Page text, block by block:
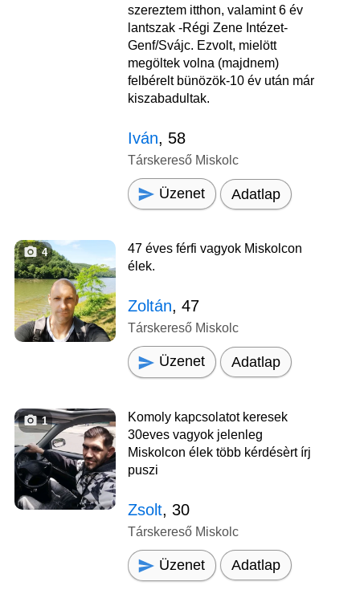
szereztem itthon, valamint 6 év
lantszak -Régi Zene Intézet-
Genf/Svájc. Ezvolt, mielött
megöltek volna (majdnem)
felbérelt bünözök-10 év után már
kiszabadultak.
Iván, 58
Társkereső Miskolc
Üzenet Adatlap
4
47 éves férfi vagyok Miskolcon
élek.
Zoltán, 47
Társkereső Miskolc
Üzenet Adatlap
1
Komoly kapcsolatot keresek
30eves vagyok jelenleg
Miskolcon élek több kérdésèrt írj
puszi
Zsolt, 30
Társkereső Miskolc
Üzenet Adatlap